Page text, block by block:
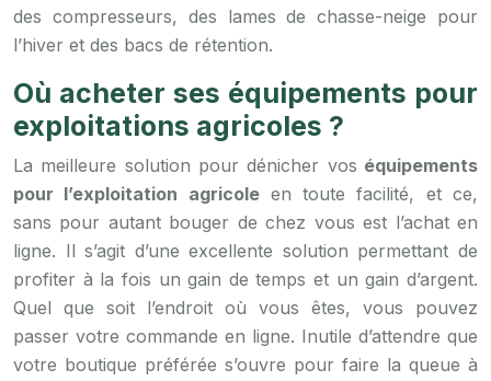
des compresseurs, des lames de chasse-neige pour
l’hiver et des bacs de rétention.
Où acheter ses équipements pour
exploitations agricoles ?
La meilleure solution pour dénicher vos équipements
pour l’exploitation agricoleen toute facilité, et ce,
sans pour autant bouger de chez vous est l’achat en
ligne. Il s’agit d’une excellente solution permettant de
profiter à la fois un gain de temps et un gain d’argent.
Quel que soit l’endroit où vous êtes, vous pouvez
passer votre commande en ligne. Inutile d’attendre que
votre boutique préférée s’ouvre pour faire la queue à